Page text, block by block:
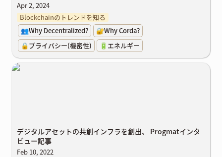
Apr 2, 2024
Blockchainのトレンドを知る
👥Why Decentralized?
🔐Why Corda?
🔒プライバシー(機密性)
🔋エネルギー
デジタルアセットの共創インフラを創出、 Progmatインタビュー記
デジタルアセットの共創インフラを創出、 Progmatインタ
ビュー記事
Feb 10, 2022